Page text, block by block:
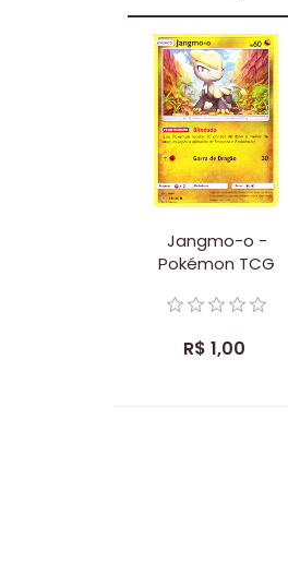
Jangmo-o -
Pokémon TCG
R$ 1,00